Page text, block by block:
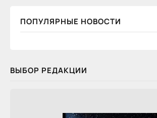
ПОПУЛЯРНЫЕ НОВОСТИ
ВЫБОР РЕДАКЦИИ